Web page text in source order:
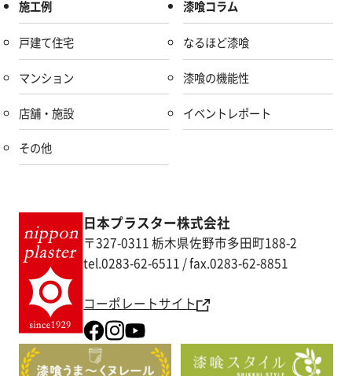
施工例
戸建て住宅
マンション
店舗・施設
その他
漆喰コラム
なるほど漆喰
漆喰の機能性
イベントレポート
日本プラスター株式会社
〒327-0311 栃木県佐野市多田町188-2
tel.0283-62-6511 / fax.0283-62-8851
コーポレートサイト